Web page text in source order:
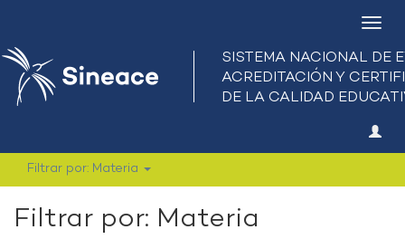
Filtrar por: Materia
Filtrar por: Materia